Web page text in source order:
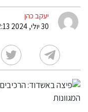
יעקב כהן
30 יולי, 2024 12:13